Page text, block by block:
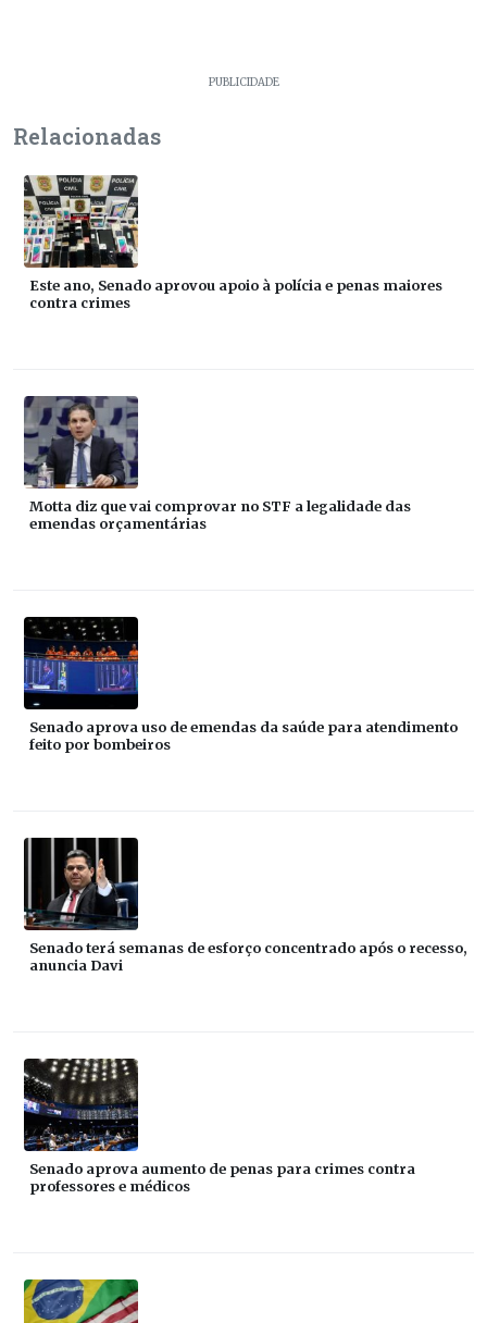
PUBLICIDADE
Relacionadas
Este ano, Senado aprovou apoio à polícia e penas maiores
contra crimes
Motta diz que vai comprovar no STF a legalidade das
emendas orçamentárias
Senado aprova uso de emendas da saúde para atendimento
feito por bombeiros
Senado terá semanas de esforço concentrado após o recesso,
anuncia Davi
Senado aprova aumento de penas para crimes contra
professores e médicos